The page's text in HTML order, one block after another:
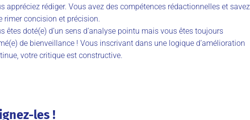
appréciez rédiger. Vous avez des compétences rédactionnelles et savez
rimer concision et précision.
êtes doté(e) d’un sens d’analyse pointu mais vous êtes toujours
de bienveillance ! Vous inscrivant dans une logique d’amélioration
votre critique est constructive.
les !